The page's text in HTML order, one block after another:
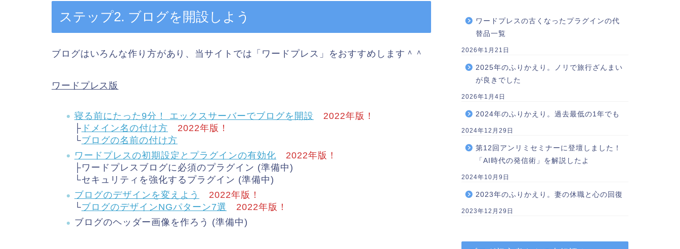
ステップ2. ブログを開設しよう
ブログはいろんな作り方があり、当サイトでは「ワードプレス」をおすすめします＾＾
ワードプレス版
寝る前にたった9分！ エックスサーバーでブログを開設
2022年版！
├ ドメイン名の付け方
2022年版！
└ブログの名前の付け方
ワードプレスの初期設定とプラグインの有効化
2022年版！
├ワードプレスブログに必須のプラグイン (準備中)
└セキュリティを強化するプラグイン (準備中)
ブログのデザインを変えよう
2022年版！
└ブログのデザインNGパターン7選
2022年版！
ブログのヘッダー画像を作ろう (準備中)
ワードプレスの古くなったプラグインの代
替品一覧
2026年1月21日
2025年のふりかえり。ノリで旅行ざんまい
が良きでした
2026年1月4日
2024年のふりかえり。過去最低の1年でも
2024年12月29日
第12回アンリミセミナーに登壇しました！
「AI時代の発信術」を解説したよ
2024年10月9日
2023年のふりかえり。妻の休職と心の回復
2023年12月29日